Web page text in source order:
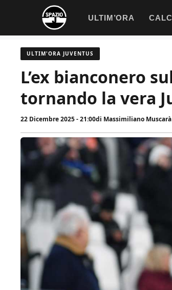
contenuto
ULTIM’ORA
ULTIM'ORA JUVENTUS
L’ex bianconero
tornando la vera
22 Dicembre 2025 - 21:00di Massimiliano Muscarà